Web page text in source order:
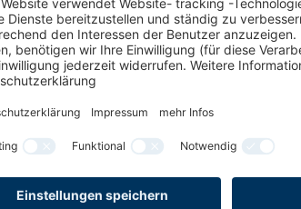
fester, barrierefreier Platz für
Personen wie z.B.
ist in diesem Bereich